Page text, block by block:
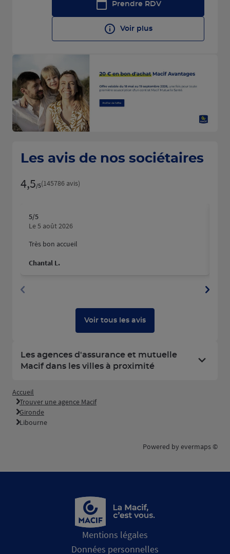
Prendre RDV
Voir plus
Les avis de nos sociétaires
4,5/5Note de 4.5 sur 5
(145786 avis)
5/5
Le 5 août 2026
Très bon accueil
Chantal L.
Voir tous les avis
Les agences d'assurance et mutuelle
Macif dans les villes à proximité
Accueil
Trouver une agence Macif
Gironde
Libourne
Powered by evermaps ©
Mentions légales
Données personnelles